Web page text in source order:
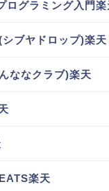
ログラミング入門楽
ブヤドロップ)楽天
ななクラブ)楽天
楽天